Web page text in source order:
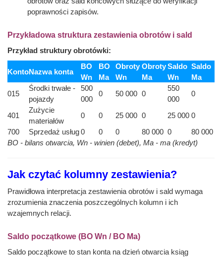
poprawności zapisów.
Przykładowa struktura zestawienia obrotów i sald
Przykład struktury obrotówki:
KontoNazwa konta
BO
Wn
BO
Ma
Obroty
Wn
Obroty
Ma
Saldo
Wn
Saldo
Ma
015
Środki trwałe -
pojazdy
500
000
0 50 000 0
550
000
0
401
Zużycie
materiałów
0 0 25 000 0 25 000 0
700 Sprzedaż usług0 0 0 80 000 0
80 000
BO - bilans otwarcia, Wn - winien (debet), Ma - ma (kredyt)
Jak czytać kolumny zestawienia?
Prawidłowa interpretacja zestawienia obrotów i sald wymaga
zrozumienia znaczenia poszczególnych kolumn i ich
wzajemnych relacji.
Saldo początkowe (BO Wn / BO Ma)
Saldo początkowe to stan konta na dzień otwarcia ksiąg